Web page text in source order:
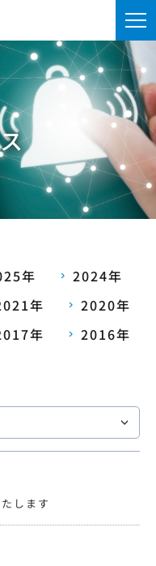
員登録
年
2024年
年
2020年
年
2016年
します